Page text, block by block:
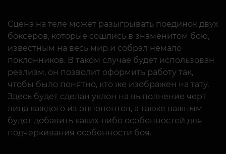
Сцена на теле может разыгрывать поединок двух
боксеров, которые сошлись в знаменитом бою,
известным на весь мир и собрал немало
поклонников. В таком случае будет использован
реализм, он позволит оформить работу так,
чтобы было понятно, кто же изображен на тату.
Здесь будет сделан уклон на выполнение черт
лица каждого из оппонентов, а также важным
будет добавить каких-либо особенностей для
подчеркивания особенности боя.